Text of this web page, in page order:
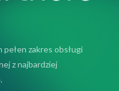
zakres obsługi
z najbardziej